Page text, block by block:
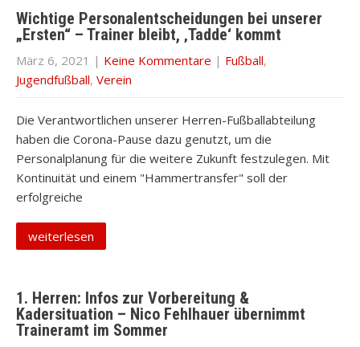
Wichtige Personalentscheidungen bei unserer
„Ersten“ – Trainer bleibt, ‚Tadde‘ kommt
März 6, 2021 | Keine Kommentare | Fußball,
Jugendfußball, Verein
Die Verantwortlichen unserer Herren-Fußballabteilung
haben die Corona-Pause dazu genutzt, um die
Personalplanung für die weitere Zukunft festzulegen. Mit
Kontinuität und einem "Hammertransfer" soll der
erfolgreiche
weiterlesen
1. Herren: Infos zur Vorbereitung &
Kadersituation – Nico Fehlhauer übernimmt
Traineramt im Sommer